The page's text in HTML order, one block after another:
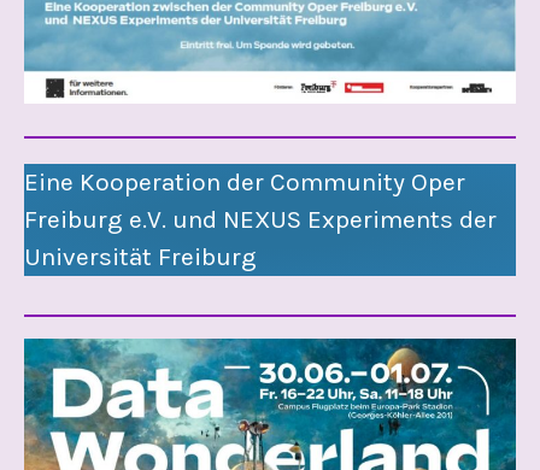
Eine Kooperation der Community Oper
Freiburg e.V. und NEXUS Experiments der
Universität Freiburg